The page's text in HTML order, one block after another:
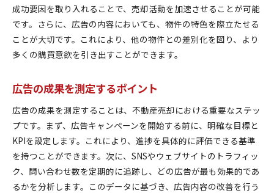
広告で強調すべき地域の魅力
購入意欲を高めるための広告演出
不動産売却をスムーズに進めるための広告戦略とは
広告キャンペーンの効果的なプランニング
タイムリーな広告配信で市場の動きに対応
広告効果を高めるクリエイティブの開発
見込み客を引きつける誘導の工夫
広告予算の最適配分によるコスト効率化
利益最大化を目指す東京都東大和市の不動産広告活用
法
成功要因を取り入れることで、売却活動を加速させることが可能
です。さらに、広告の内容においても、物件の特色を際立たせる
ことが大切です。これにより、他の物件との差別化を図り、より
多くの購買意欲を引き出すことができます。
広告の成果を測定するポイント
広告の成果を測定することは、不動産売却における重要なステッ
プです。まず、広告キャンペーンを開始する前に、明確な目標と
KPIを設定します。これにより、進捗を具体的に評価できる基準
を持つことができます。次に、SNSやウェブサイトのトラフィッ
ク、問い合わせ数を定期的に追跡し、どの広告が最も効果的であ
るかを分析します。このデータに基づき、広告内容の改善を行う